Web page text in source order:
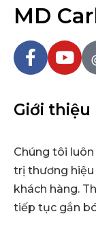
MD
Giới thiệu
Chúng tôi
trị thương
khách hàng.
tiếp tục gắn